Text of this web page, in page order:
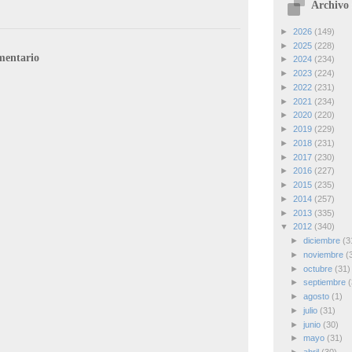
Archivo
► 2026 (149)
► 2025 (228)
► 2024 (234)
► 2023 (224)
► 2022 (231)
► 2021 (234)
► 2020 (220)
► 2019 (229)
► 2018 (231)
► 2017 (230)
► 2016 (227)
► 2015 (235)
► 2014 (257)
► 2013 (335)
▼ 2012 (340)
► diciembre
► noviembre
► octubre (31)
► septiembre
► agosto (1)
► julio (31)
► junio (30)
► mayo (31)